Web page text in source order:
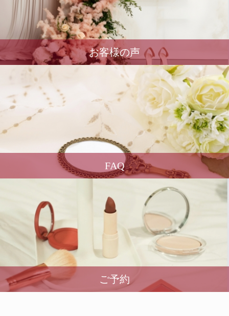
お客様の声
FAQ
ご予約